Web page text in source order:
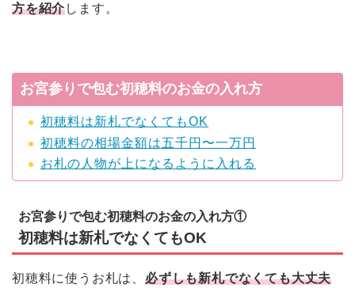
方を紹介します。
お宮参りで包む初穂料のお金の入れ方
初穂料は新札でなくてもOK
初穂料の相場金額は五千円〜一万円
お札の人物が上になるように入れる
お宮参りで包む初穂料のお金の入れ方①
初穂料は新札でなくてもOK
初穂料に使うお札は、 必ずしも新札でなくても大丈夫